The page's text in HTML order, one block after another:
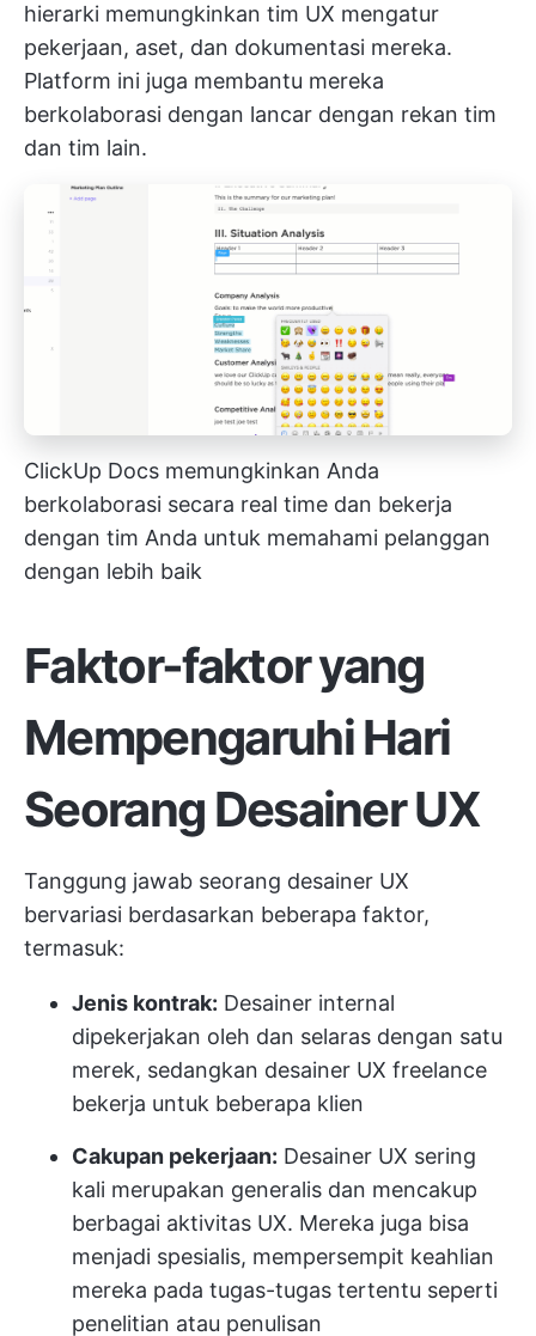
hierarki memungkinkan tim UX mengatur
pekerjaan, aset, dan dokumentasi mereka.
Platform ini juga membantu mereka
berkolaborasi dengan lancar dengan rekan tim
dan tim lain.
ClickUp Docs memungkinkan Anda
berkolaborasi secara real time dan bekerja
dengan tim Anda untuk memahami pelanggan
dengan lebih baik
Faktor-faktor yang
Mempengaruhi Hari
Seorang Desainer UX
Tanggung jawab seorang desainer UX
bervariasi berdasarkan beberapa faktor,
termasuk:
Jenis kontrak: Desainer internal
dipekerjakan oleh dan selaras dengan satu
merek, sedangkan desainer UX freelance
bekerja untuk beberapa klien
Cakupan pekerjaan: Desainer UX sering
kali merupakan generalis dan mencakup
berbagai aktivitas UX. Mereka juga bisa
menjadi spesialis, mempersempit keahlian
mereka pada tugas-tugas tertentu seperti
penelitian atau penulisan